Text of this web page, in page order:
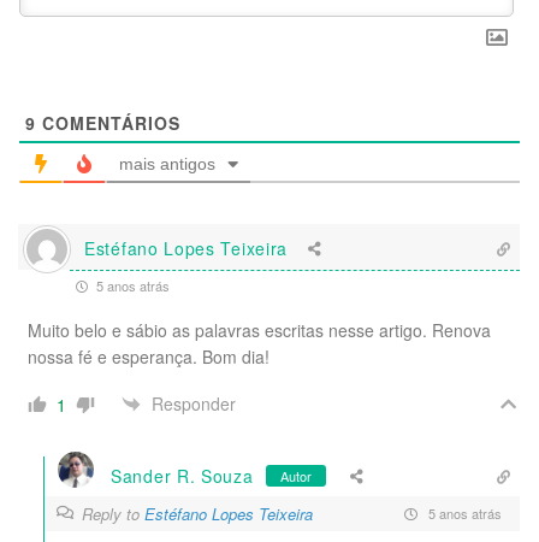
9 COMENTÁRIOS
mais antigos
Estéfano Lopes Teixeira
5 anos atrás
Muito belo e sábio as palavras escritas nesse artigo. Renova
nossa fé e esperança. Bom dia!
1
Responder
Sander R. Souza Autor
Reply to Estéfano Lopes Teixeira 5 anos atrás